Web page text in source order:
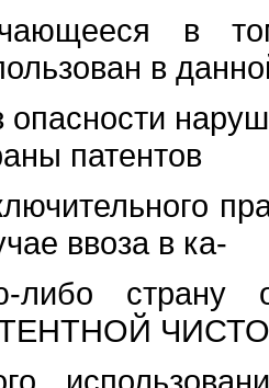
в
в
опасности
патентов
ввоза в ка-
либо страну